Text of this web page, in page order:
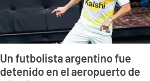
Un futbolista argentino fue
detenido en el aeropuerto de